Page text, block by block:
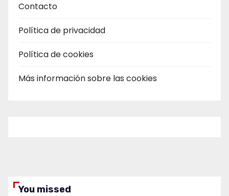
Contacto
Política de privacidad
Política de cookies
Más información sobre las cookies
You missed